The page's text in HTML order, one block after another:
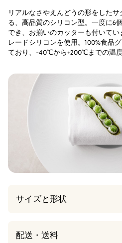
リアルなさやえんどうの形をした
る、高品質のシリコン型。一度に6
でき、お揃いのカッターも付いてい
レードシリコンを使用。100%食品
ており、-40℃から+200℃までの温度
サイズと形状
配送・送料